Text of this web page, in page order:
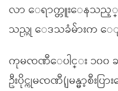
လာ ေရာက္တူးေနသည့္
သည္ဟု ေဒသခံမ်ားက ေ
ကုမၸဏီေပါင္း ၁၀၀ ခ
ဦးပိုင္ကုမၸဏီ(ျမန္မာ့စီး